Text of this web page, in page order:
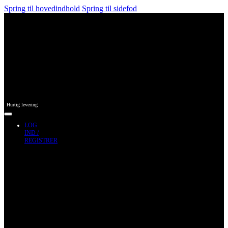
Spring til hovedindhold Spring til sidefod
Hurtig levering
LOG
IND /
REGISTRER